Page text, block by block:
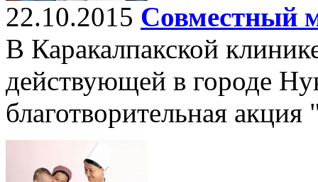
22.10.2015 Совместный
В Каракалпакской
действующей в городе
благотворительная